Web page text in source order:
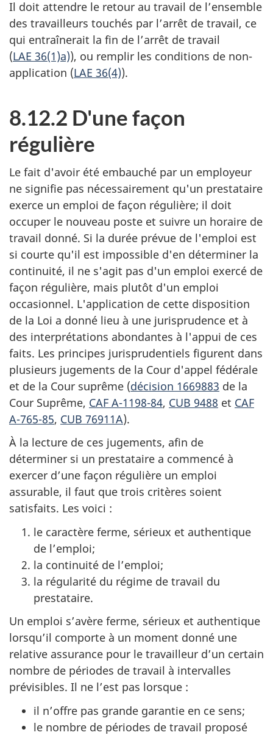
Il doit attendre le retour au travail de l’ensemble
des travailleurs touchés par l’arrêt de travail, ce
qui entraînerait la fin de l’arrêt de travail
(LAE 36(1)a)), ou remplir les conditions de non-
application (LAE 36(4)).
8.12.2 D'une façon
régulière
Le fait d'avoir été embauché par un employeur
ne signifie pas nécessairement qu'un prestataire
exerce un emploi de façon régulière; il doit
occuper le nouveau poste et suivre un horaire de
travail donné. Si la durée prévue de l'emploi est
si courte qu'il est impossible d'en déterminer la
continuité, il ne s'agit pas d'un emploi exercé de
façon régulière, mais plutôt d'un emploi
occasionnel. L'application de cette disposition
de la Loi a donné lieu à une jurisprudence et à
des interprétations abondantes à l'appui de ces
faits. Les principes jurisprudentiels figurent dans
plusieurs jugements de la Cour d'appel fédérale
et de la Cour suprême (décision 1669883 de la
Cour Suprême, CAF A-1198-84, CUB 9488 et CAF
A-765-85, CUB 76911A).
À la lecture de ces jugements, afin de
déterminer si un prestataire a commencé à
exercer d’une façon régulière un emploi
assurable, il faut que trois critères soient
satisfaits. Les voici :
le caractère ferme, sérieux et authentique
de l’emploi;
la continuité de l’emploi;
la régularité du régime de travail du
prestataire.
Un emploi s’avère ferme, sérieux et authentique
lorsqu’il comporte à un moment donné une
relative assurance pour le travailleur d’un certain
nombre de périodes de travail à intervalles
prévisibles. Il ne l’est pas lorsque :
il n’offre pas grande garantie en ce sens;
le nombre de périodes de travail proposé